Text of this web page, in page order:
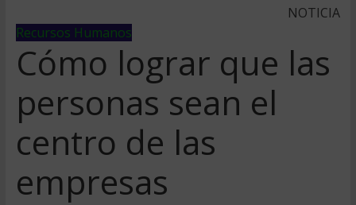
NOTICIA
Recursos Humanos
Cómo lograr que las
personas sean el
centro de las
empresas